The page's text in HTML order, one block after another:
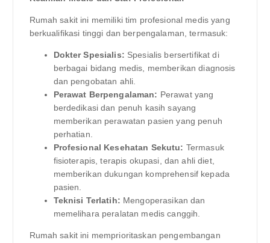
Rumah sakit ini memiliki tim profesional medis yang
berkualifikasi tinggi dan berpengalaman, termasuk:
Dokter Spesialis: Spesialis bersertifikat di
berbagai bidang medis, memberikan diagnosis
dan pengobatan ahli.
Perawat Berpengalaman: Perawat yang
berdedikasi dan penuh kasih sayang
memberikan perawatan pasien yang penuh
perhatian.
Profesional Kesehatan Sekutu: Termasuk
fisioterapis, terapis okupasi, dan ahli diet,
memberikan dukungan komprehensif kepada
pasien.
Teknisi Terlatih: Mengoperasikan dan
memelihara peralatan medis canggih.
Rumah sakit ini memprioritaskan pengembangan